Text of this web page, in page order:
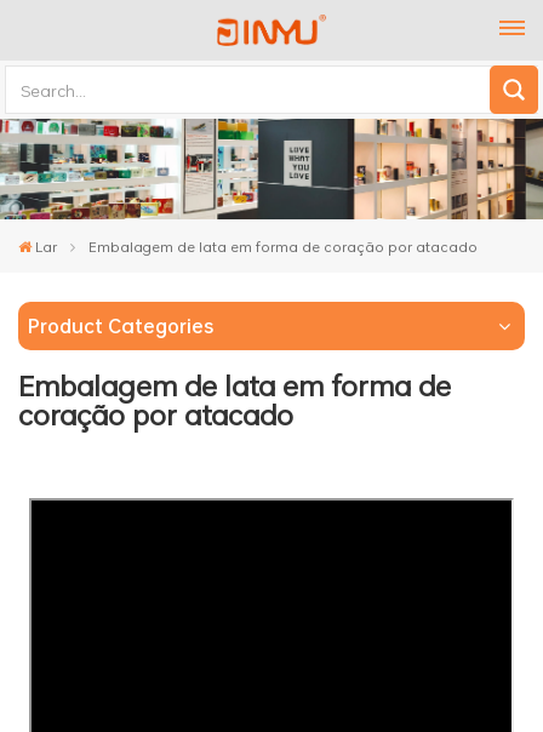
Lar Embalagem de lata em forma de coração por atacado
Product Categories
Embalagem de lata em forma de
coração por atacado